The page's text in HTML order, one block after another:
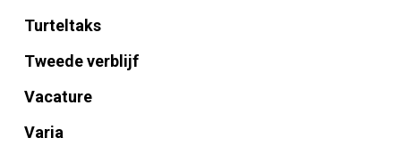
Turteltaks
Tweede verblijf
Vacature
Varia